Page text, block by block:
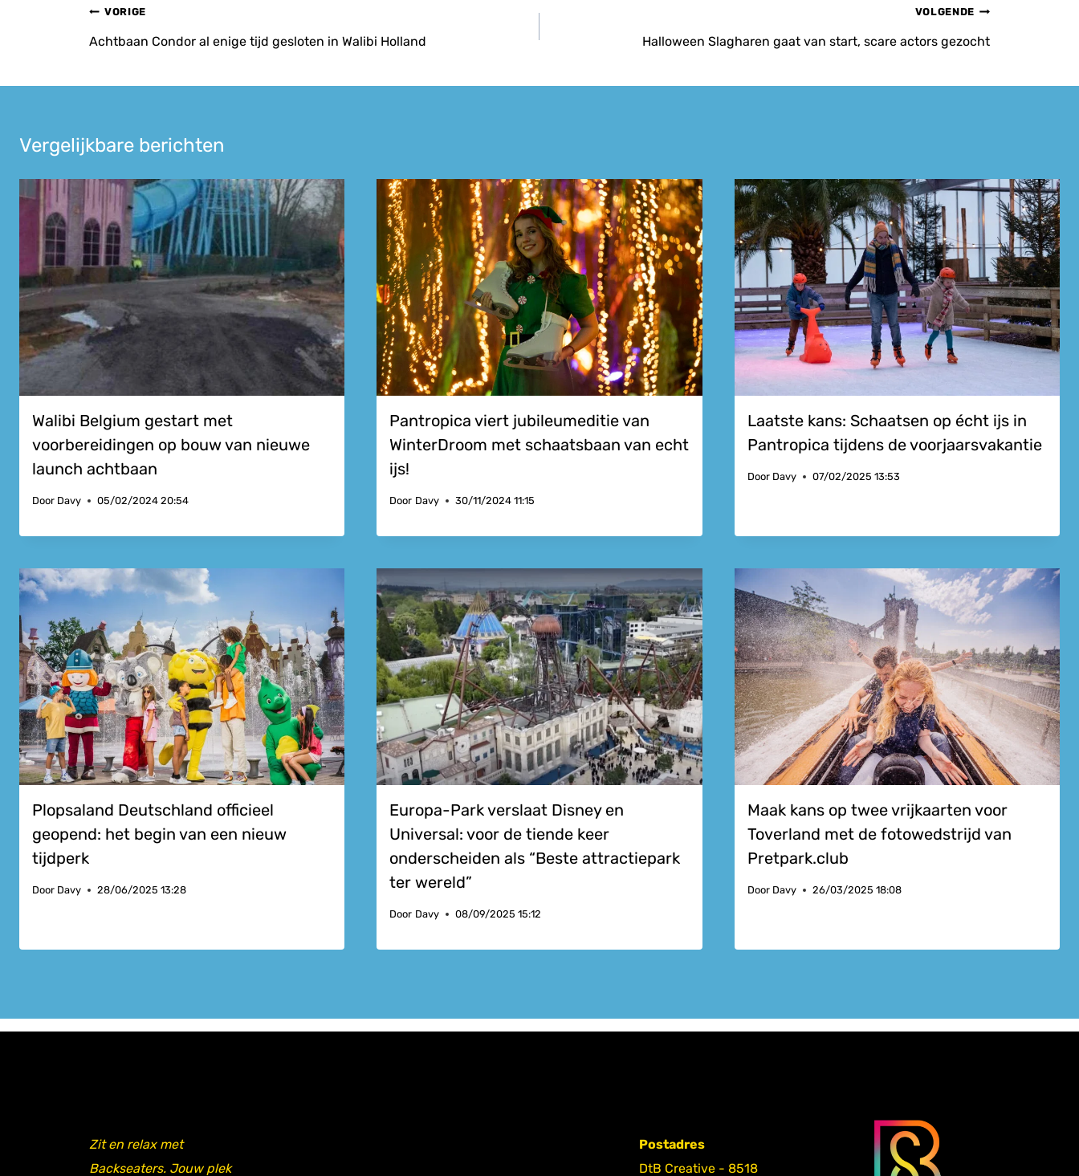
Bericht
navigatie
VORIGE
Achtbaan Condor al enige tijd gesloten in Walibi Holland
VOLGENDE
Halloween Slagharen gaat van start, scare actors gezocht
Vergelijkbare berichten
Walibi Belgium gestart met
voorbereidingen op bouw van nieuwe
launch achtbaan
Door Davy 05/02/2024 20:54
Pantropica viert jubileumeditie van
WinterDroom met schaatsbaan van echt
ijs!
Door Davy 30/11/2024 11:15
Laatste kans: Schaatsen op écht ijs in
Pantropica tijdens de voorjaarsvakantie
Door Davy 07/02/2025 13:53
Plopsaland Deutschland officieel
geopend: het begin van een nieuw
tijdperk
Door Davy 28/06/2025 13:28
Europa-Park verslaat Disney en
Universal: voor de tiende keer
onderscheiden als “Beste attractiepark
ter wereld”
Door Davy 08/09/2025 15:12
Maak kans op twee vrijkaarten voor
Toverland met de fotowedstrijd van
Pretpark.club
Door Davy 26/03/2025 18:08
Zit en relax met
Backseaters. Jouw plek
Postadres
DtB Creative - 8518